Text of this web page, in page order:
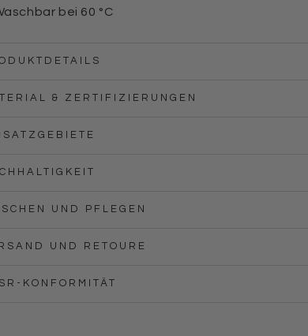
bei 60 °C
& ZERTIFIZIERUNGEN
UND PFLEGEN
UND RETOURE
KONFORMITÄT